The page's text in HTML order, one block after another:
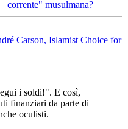
corrente" musulmana?
Carson, Islamist Choice for
i soldi!". E così,
finanziari da parte di
oculisti.